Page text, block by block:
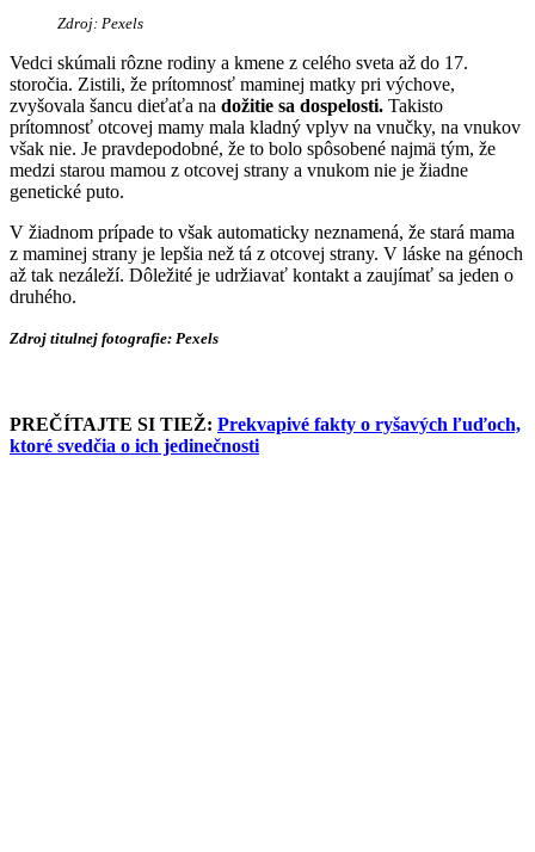
Zdroj: Pexels
Vedci skúmali rôzne rodiny a kmene z celého sveta až do 17.
storočia. Zistili, že prítomnosť maminej matky pri výchove,
zvyšovala šancu dieťaťa na dožitie sa dospelosti. Takisto
prítomnosť otcovej mamy mala kladný vplyv na vnučky, na vnukov
však nie. Je pravdepodobné, že to bolo spôsobené najmä tým, že
medzi starou mamou z otcovej strany a vnukom nie je žiadne
genetické puto.
V žiadnom prípade to však automaticky neznamená, že stará mama
z maminej strany je lepšia než tá z otcovej strany. V láske na génoch
až tak nezáleží. Dôležité je udržiavať kontakt a zaujímať sa jeden o
druhého.
Zdroj titulnej fotografie: Pexels
PREČÍTAJTE SI TIEŽ: Prekvapivé fakty o ryšavých ľuďoch,
ktoré svedčia o ich jedinečnosti